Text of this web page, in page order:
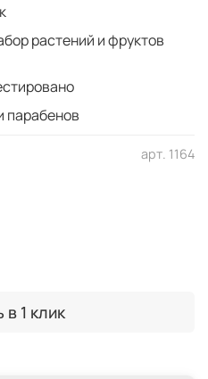
арт. 1164
в 1 клик
растений и фруктов
парабенов